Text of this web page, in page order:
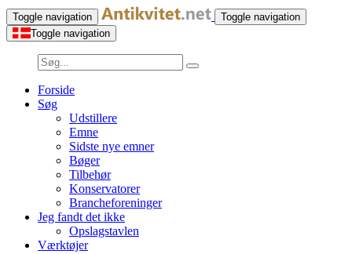
Toggle navigation
Toggle navigation
Toggle navigation
Forside
Søg
Udstillere
Emne
Sidste nye emner
Bøger
Tilbehør
Konservatorer
Brancheforeninger
Jeg fandt det ikke
Opslagstavlen
Værktøjer